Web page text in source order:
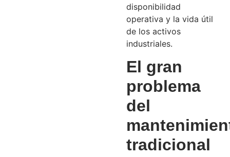
disponibilidad
operativa y la vida útil
de los activos
industriales.
El gran
problema
del
tradicional